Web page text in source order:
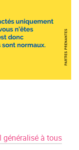
généralisé à tous